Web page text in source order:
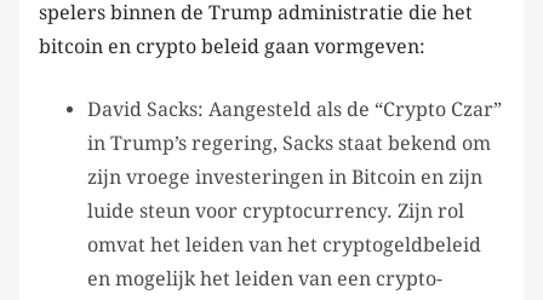
spelers binnen de Trump administratie die het
bitcoin en crypto beleid gaan vormgeven:
David Sacks: Aangesteld als de “Crypto Czar”
in Trump’s regering, Sacks staat bekend om
zijn vroege investeringen in Bitcoin en zijn
luide steun voor cryptocurrency. Zijn rol
omvat het leiden van het cryptogeldbeleid
en mogelijk het leiden van een crypto-